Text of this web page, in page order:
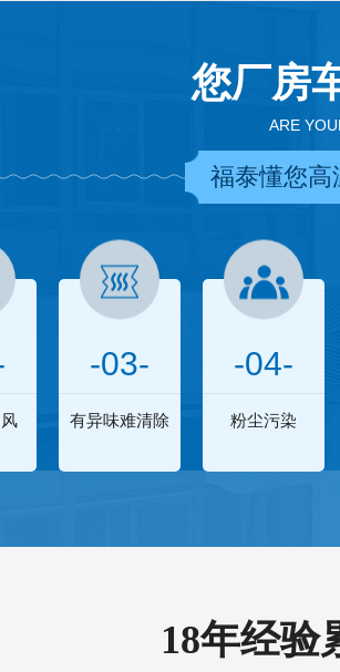
您厂房
ARE
福泰懂您高
-03-
有异味难清除
-04-
粉尘污染
18年经验